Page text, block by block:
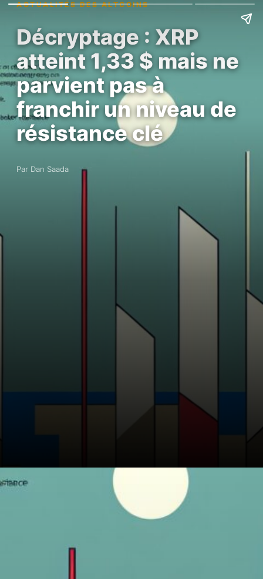
ACTUALITÉS DES ALTCOINS
Décryptage : XRP
atteint 1,33 $ mais ne
parvient pas à
franchir un niveau de
résistance clé
Par Dan Saada